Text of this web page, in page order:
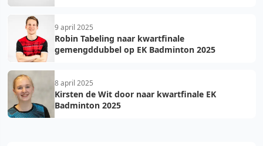
9 april 2025
Robin Tabeling naar kwartfinale
gemengddubbel op EK Badminton 2025
8 april 2025
Kirsten de Wit door naar kwartfinale EK
Badminton 2025